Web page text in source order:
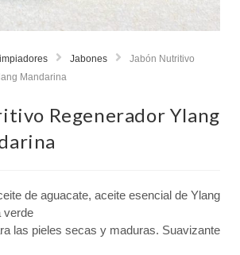
Jabones
Jabón Nutritivo
Mandarina
Regenerador Ylang
de aguacate, aceite esencial de Ylang
verde
las pieles secas y maduras. Suavizante